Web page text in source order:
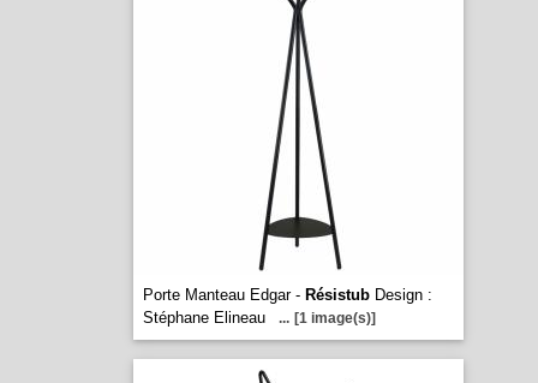
Porte Manteau Edgar - RésistubDesign :
Stéphane Elineau
... [1 image(s)]